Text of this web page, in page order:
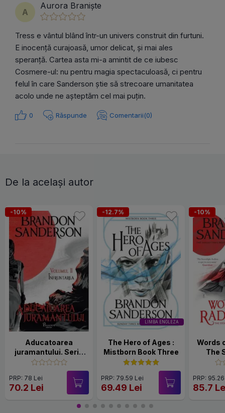
A
Aurora Braniște
Tress e vântul blând într-un univers construit din furtuni.
E inocență curajoasă, umor delicat, și mai ales
speranță. Cartea asta mi-a amintit de ce iubesc
Cosmere-ul: nu pentru magia spectaculoasă, ci pentru
felul în care Sanderson știe să strecoare umanitatea
acolo unde ne așteptăm cel mai puțin.
0 Răspunde Comentarii(0)
De la același autor
-10%
Aducatoarea
juramantului. Seria
Arhiva luminii de
furtuna Cartea 3
Vol.2: Infruntarea
PRP: 78 Lei
70.2 Lei
LIMBA ENGLEZA
-12.7%
The Hero of Ages :
Mistborn Book Three
PRP: 79.59 Lei
69.49 Lei
-10%
Words
The
PRP:
85.7